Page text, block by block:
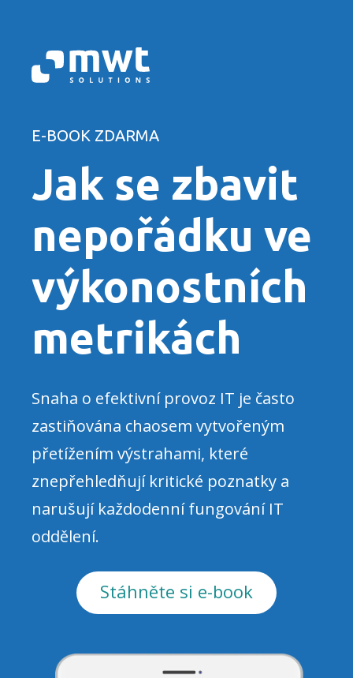
E-BOOK ZDARMA
Jak se zbavit
nepořádku ve
výkonostních
metrikách
Snaha o efektivní provoz IT je často
zastiňována chaosem vytvořeným
přetížením výstrahami, které
znepřehledňují kritické poznatky a
narušují každodenní fungování IT
oddělení.
Stáhněte si e-book